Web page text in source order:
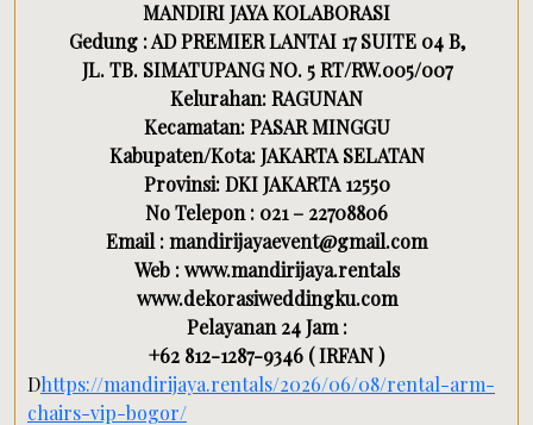
MANDIRI JAYA KOLABORASI
Gedung : AD PREMIER LANTAI 17 SUITE 04 B,
JL. TB. SIMATUPANG NO. 5 RT/RW.005/007
Kelurahan: RAGUNAN
Kecamatan: PASAR MINGGU
Kabupaten/Kota: JAKARTA SELATAN
Provinsi: DKI JAKARTA 12550
No Telepon : 021 – 22708806
Email : mandirijayaevent@gmail.com
Web : www.mandirijaya.rentals
www.dekorasiweddingku.com
Pelayanan 24 Jam :
+62 812-1287-9346 ( IRFAN )
Dhttps://mandirijaya.rentals/2026/06/08/rental-arm-
chairs-vip-bogor/